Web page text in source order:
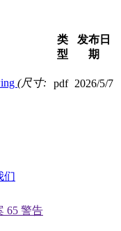
类
型
发布日
期
(尺寸:
pdf 2026/5/7
们
65 警告